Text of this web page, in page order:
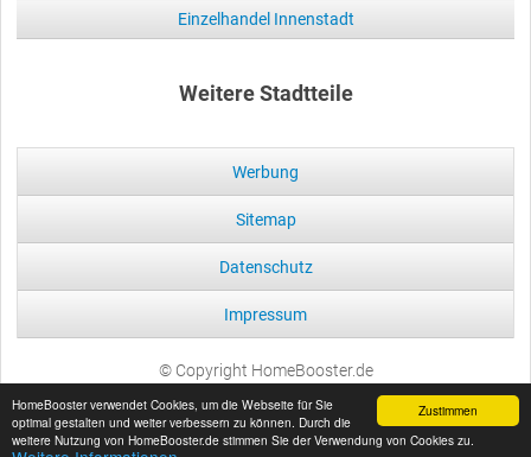
Zustimmen
HomeBooster verwendet Cookies, um die Webseite für Sie
optimal gestalten und weiter verbessern zu können. Durch die
weitere Nutzung von HomeBooster.de stimmen Sie der Verwendung von Cookies zu.
Einzelhandel Innenstadt
Weitere Stadtteile
Werbung
Sitemap
Datenschutz
Impressum
© Copyright HomeBooster.de